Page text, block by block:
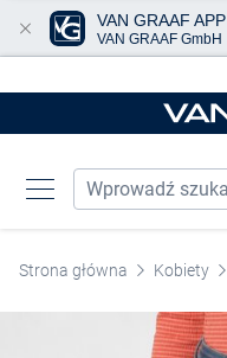
Strona główna Kobiety
VAN GRAAF APP
VAN GRAAF GmbH